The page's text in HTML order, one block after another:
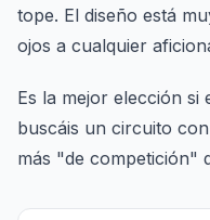
tope. El diseño está
ojos a cualquier
Es la mejor elección si
buscáis un circuito
más "de competición"